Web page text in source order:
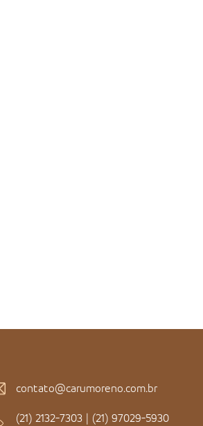
contato@carumoreno.com.br
(21) 2132-7303 | (21) 97029-5930